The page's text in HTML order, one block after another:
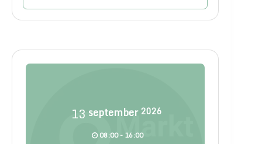
13 september 2026
08:00 - 16:00